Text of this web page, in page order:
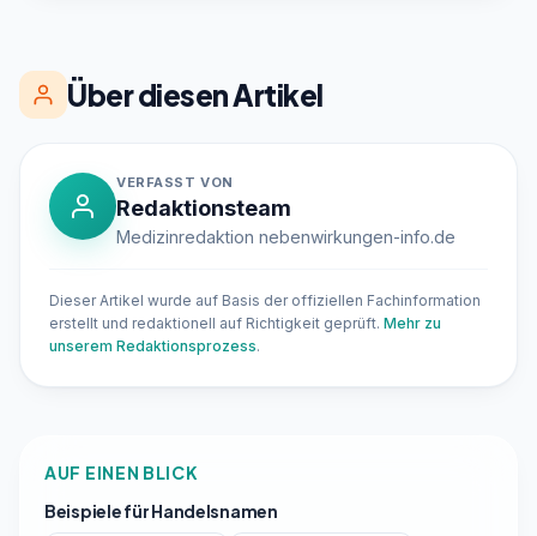
Über diesen Artikel
VERFASST VON
Redaktionsteam
Medizinredaktion nebenwirkungen-info.de
Dieser Artikel wurde auf Basis der offiziellen Fachinformation
erstellt und redaktionell auf Richtigkeit geprüft. Mehr zu
unserem Redaktionsprozess.
AUF EINEN BLICK
Beispiele für Handelsnamen